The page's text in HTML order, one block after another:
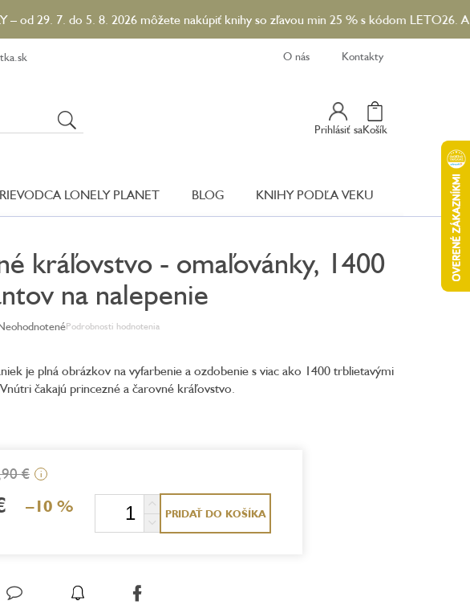
do 5. 8. 2026 môžete nakúpiť knihy so zľavou min 25 % s kódom LETO26. A ku
O nás Kontakty
Prihlásiť sa
Nákupný
Košík
LONELY PLANET BLOG KNIHY PODĽA VEKU
kráľovstvo - omaľovánky, 1400
na nalepenie
Podrobnosti hodnotenia
je plná obrázkov na vyfarbenie a ozdobenie s viac ako 1400 trblietavými
čakajú princezné a čarovné kráľovstvo.
€ i
–10 % PRIDAŤ DO KOŠÍKA